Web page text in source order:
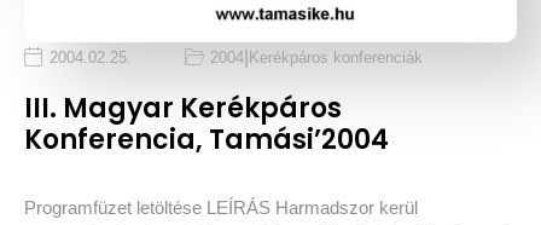
2004.02.25. 2004 Kerékpáros konferenciák
III. Magyar Kerékpáros
Konferencia, Tamási’2004
Programfüzet letöltése LEÍRÁS Harmadszor kerül